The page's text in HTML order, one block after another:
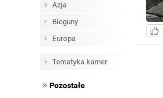
Azja
Bieguny
Europa
Tematyka kamer
Pozostałe